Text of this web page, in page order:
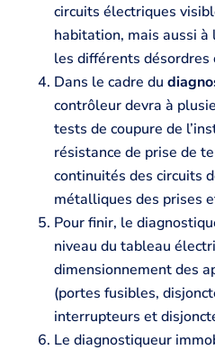
circuits électriques
habitation, mais aussi à
les différents désordres
Dans le cadre du
contrôleur devra à
tests de coupure de
résistance de prise de
continuités des circuits
métalliques des prises
Pour finir, le
niveau du tableau
dimensionnement des
(portes fusibles,
interrupteurs et
Le diagnostiqueur